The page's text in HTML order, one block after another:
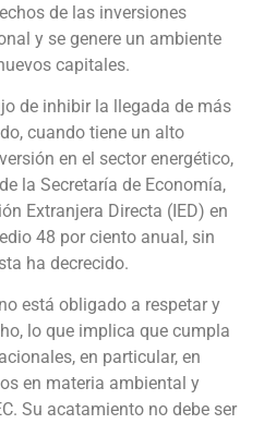
de las inversiones
y se genere un ambiente
capitales.
de inhibir la llegada de más
cuando tiene un alto
en el sector energético,
la Secretaría de Economía,
Extranjera Directa (IED) en
48 por ciento anual, sin
ha decrecido.
está obligado a respetar y
lo que implica que cumpla
en particular, en
en materia ambiental y
Su acatamiento no debe ser